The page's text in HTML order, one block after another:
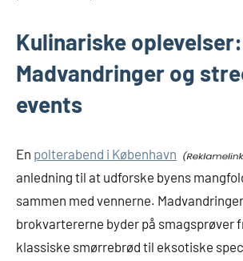
Kulinariske oplevelser:
Madvandringer og
events
En polterabend i København
anledning til at udforske byens
sammen med vennerne.
brokvartererne byder på smagsprøver
klassiske smørrebrød til eksotiske